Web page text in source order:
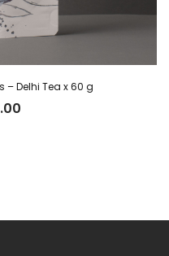
– Delhi Tea x 60 g